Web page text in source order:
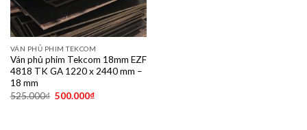
VÁN PHỦ PHIM TEKCOM
Ván phủ phim Tekcom 18mm EZF
4818 TK GA 1220 x 2440 mm –
18 mm
525.000₫ 500.000₫